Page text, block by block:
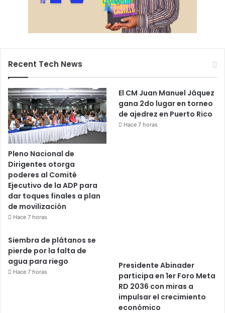
Recent Tech News
Pleno Nacional de
Dirigentes otorga
poderes al Comité
Ejecutivo de la ADP para
dar toques finales a plan
de movilización
Hace 7 horas
El CM Juan Manuel Jáquez
gana 2do lugar en torneo
de ajedrez en Puerto Rico
Hace 7 horas
Siembra de plátanos se
pierde por la falta de
agua para riego
Hace 7 horas
Presidente Abinader
participa en 1er Foro Meta
RD 2036 con miras a
impulsar el crecimiento
económico